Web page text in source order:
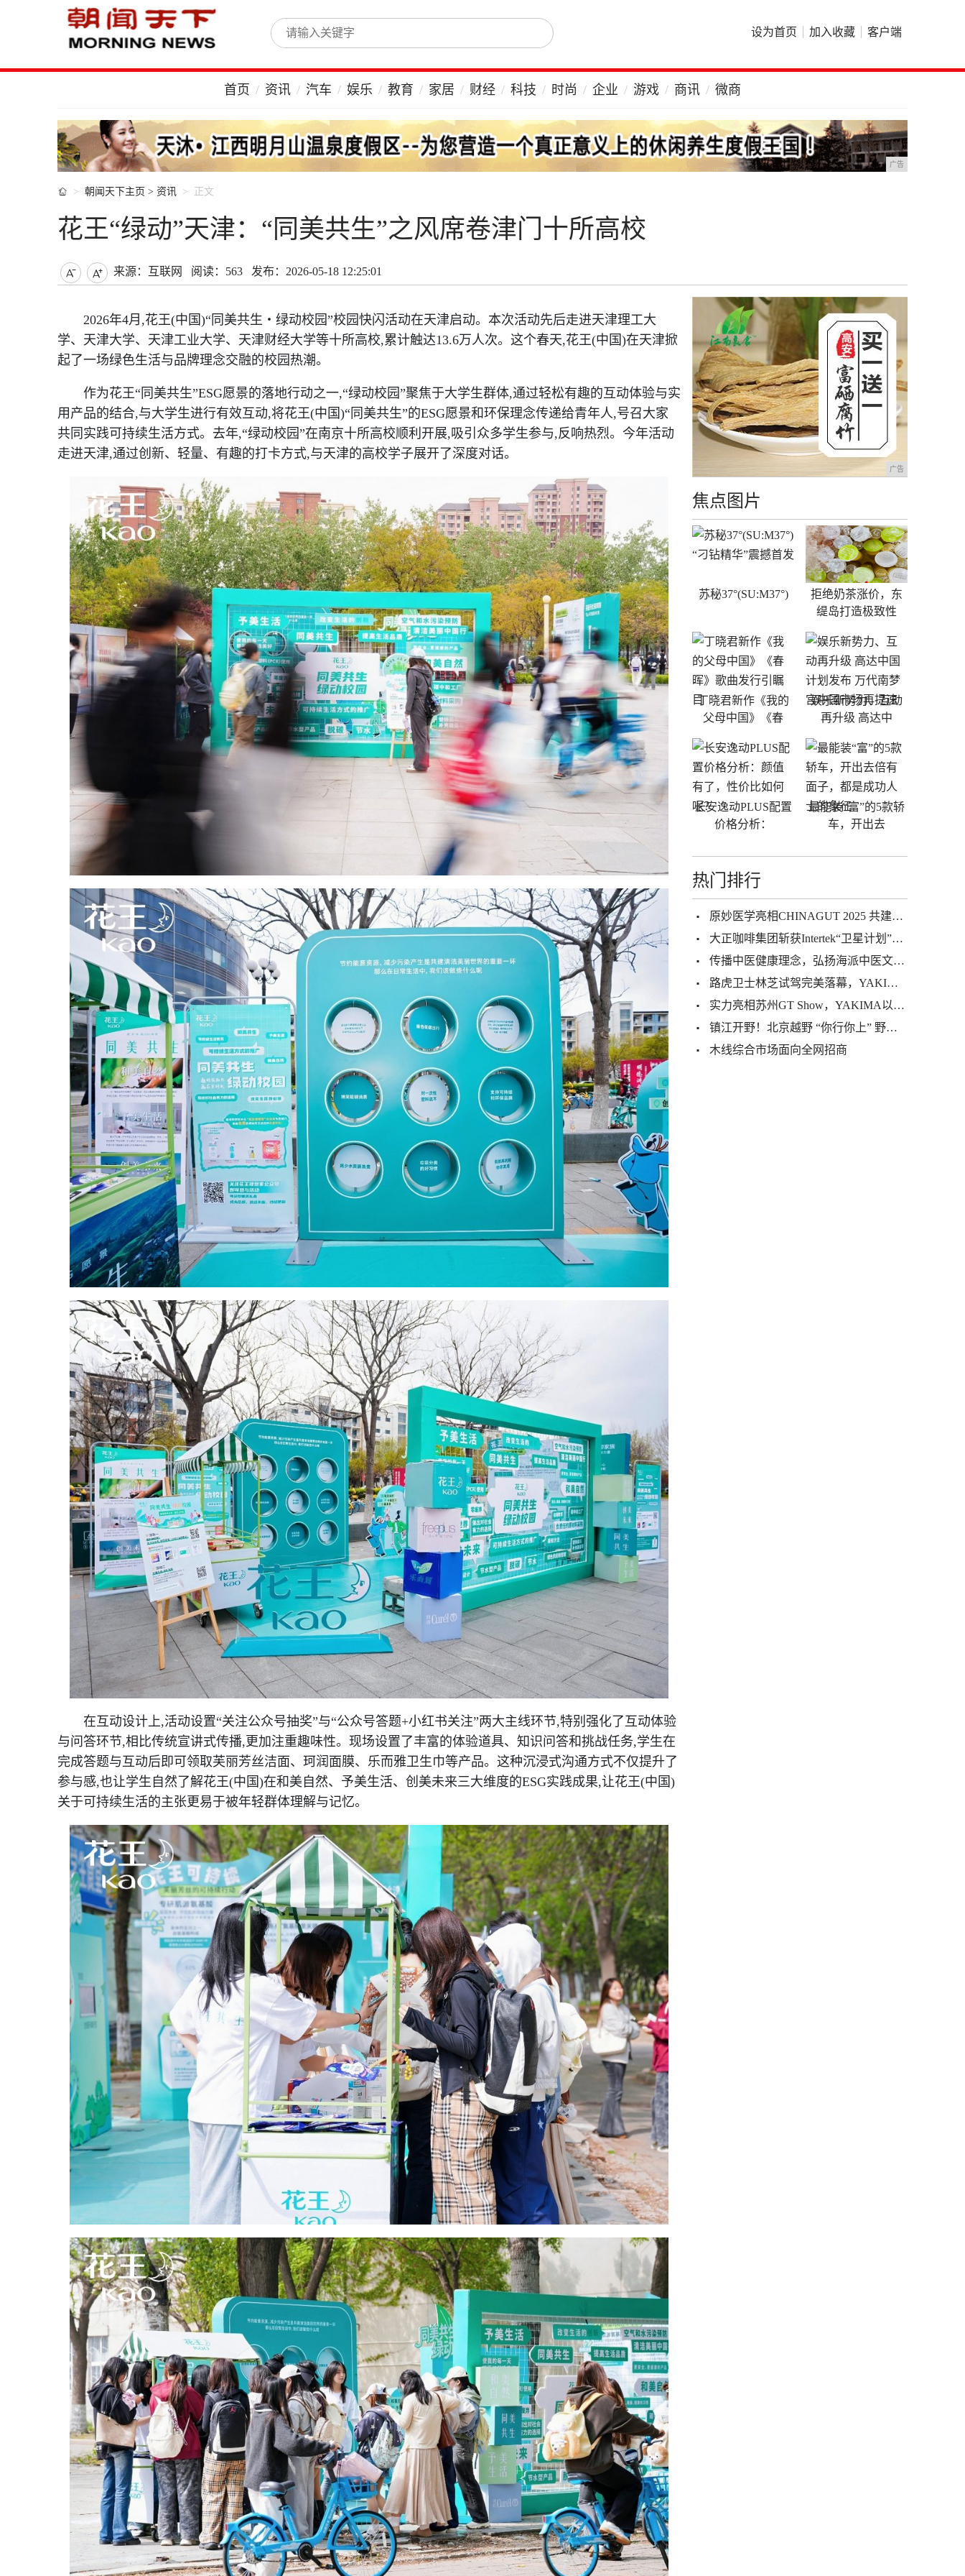
设为首页 加入收藏 客户端
首页 资讯 汽车 娱乐 教育 家居 财经 科技 时尚 企业 游戏 商讯 微商
广告
 朝闻天下主页 > 资讯 正文
花王“绿动”天津：“同美共生”之风席卷津门十所高校
  来源：互联网 阅读：563 发布：2026-05-18 12:25:01
2026年4月,花王(中国)“同美共生・绿动校园”校园快闪活动在天津启动。本次活动先后走进天津理工大
学、天津大学、天津工业大学、天津财经大学等十所高校,累计触达13.6万人次。这个春天,花王(中国)在天津掀
起了一场绿色生活与品牌理念交融的校园热潮。
作为花王“同美共生”ESG愿景的落地行动之一,“绿动校园”聚焦于大学生群体,通过轻松有趣的互动体验与实
用产品的结合,与大学生进行有效互动,将花王(中国)“同美共生”的ESG愿景和环保理念传递给青年人,号召大家
共同实践可持续生活方式。去年,“绿动校园”在南京十所高校顺利开展,吸引众多学生参与,反响热烈。今年活动
走进天津,通过创新、轻量、有趣的打卡方式,与天津的高校学子展开了深度对话。
在互动设计上,活动设置“关注公众号抽奖”与“公众号答题+小红书关注”两大主线环节,特别强化了互动体验
与问答环节,相比传统宣讲式传播,更加注重趣味性。现场设置了丰富的体验道具、知识问答和挑战任务,学生在
完成答题与互动后即可领取芙丽芳丝洁面、珂润面膜、乐而雅卫生巾等产品。这种沉浸式沟通方式不仅提升了
参与感,也让学生自然了解花王(中国)在和美自然、予美生活、创美未来三大维度的ESG实践成果,让花王(中国)
关于可持续生活的主张更易于被年轻群体理解与记忆。
广告
焦点图片
苏秘37°(SU:M37°)
拒绝奶茶涨价，东
缇岛打造极致性
丁晓君新作《我的
父母中国》《春
娱乐新势力、互动
再升级 高达中
长安逸动PLUS配置
价格分析：
最能装“富”的5款轿
车，开出去
热门排行
原妙医学亮相CHINAGUT 2025 共建微生态样本库赋能健康产业升级
大正咖啡集团斩获Intertek“卫星计划”实验室资质 以严苛品控赋能全球化发展
传播中医健康理念，弘扬海派中医文化—2020海派中医砥砺前行
路虎卫士林芝试驾完美落幕，YAKIMA全程提供运载解决方案及技术
实力亮相苏州GT Show，YAKIMA以卓越品质与创新体验打造户外生活新范式
镇江开野！北京越野 “你行你上” 野超赛燃爆江苏
木线综合市场面向全网招商